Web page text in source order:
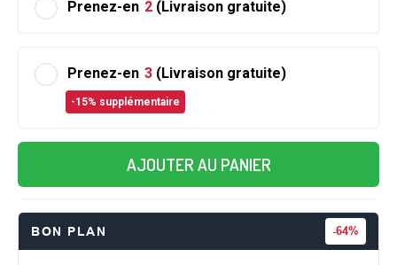
Prenez-en 2 (Livraison gratuite)
Prenez-en 3 (Livraison gratuite)
-15% supplémentaire
AJOUTER AU PANIER
BON PLAN -64%